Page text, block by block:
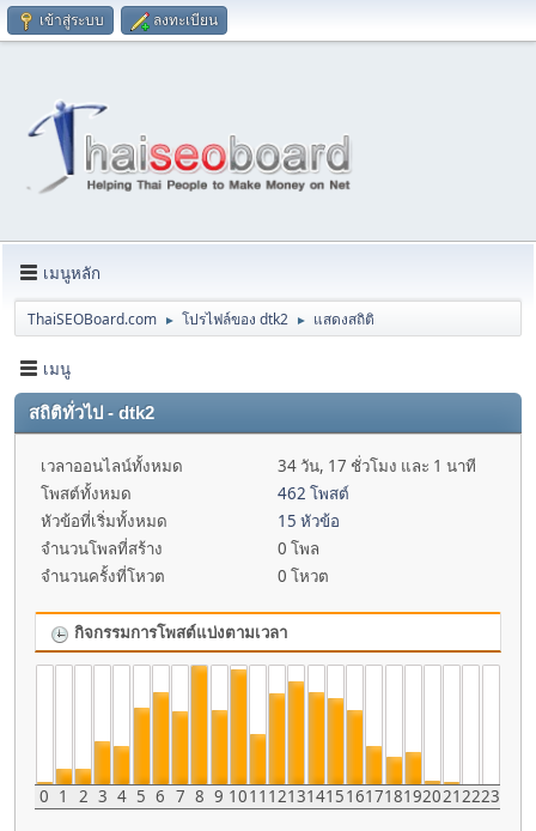
เข้าสู่ระบบ ลงทะเบียน
เมนูหลัก
ThaiSEOBoard.com ► โปรไฟล์ของ dtk2 ► แสดงสถิติ
เมนู
สถิติทั่วไป - dtk2
เวลาออนไลน์ทั้งหมด
34 วัน, 17 ชั่วโมง และ 1 นาที
โพสต์ทั้งหมด
462 โพสต์
หัวข้อที่เริ่มทั้งหมด
15 หัวข้อ
จำนวนโพลที่สร้าง
0 โพล
จำนวนครั้งที่โหวต
0 โหวต
กิจกรรมการโพสต์แบ่งตามเวลา
0 1 2 3 4 5 6 7 8 9 1011 121314151617181920212223